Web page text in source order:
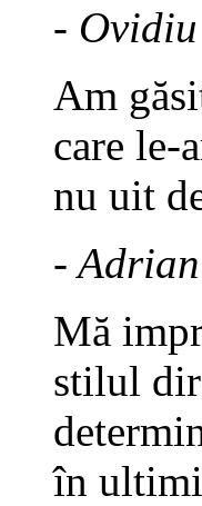
-
Am
care le-
nu uit
-
Mă
stilul
în